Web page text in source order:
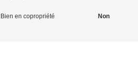
Bien en copropriété Non